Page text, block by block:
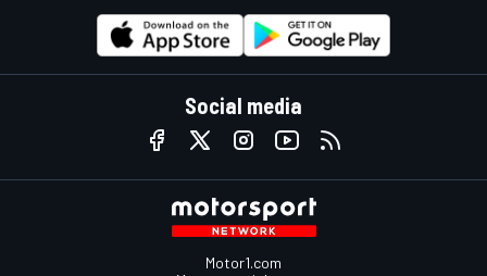
Social media
Motor1.com